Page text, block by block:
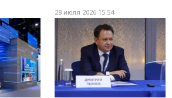
28 июля 2026 15:54